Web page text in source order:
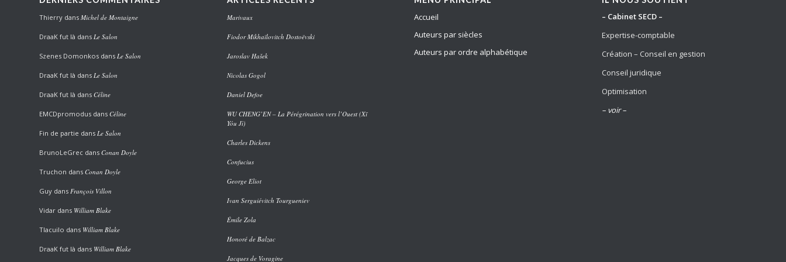
Thierry dans Michel de Montaigne
DraaK fut là dans Le Salon
Szenes Domonkos dans Le Salon
DraaK fut là dans Le Salon
DraaK fut là dans Céline
EMCDpromodus dans Céline
Fin de partie dans Le Salon
BrunoLeGrec dans Conan Doyle
Truchon dans Conan Doyle
Guy dans François Villon
Vidar dans William Blake
Tlacuilo dans William Blake
DraaK fut là dans William Blake
Marivaux
Fiodor Mikhaïlovitch Dostoëvski
Jaroslav Hašek
Nicolas Gogol
Daniel Defoe
WU CHENG’EN – La Pérégrination vers l’Ouest (Xī
Yóu Jì)
Charles Dickens
Confucius
George Eliot
Ivan Serguiévitch Tourgueniev
Émile Zola
Honoré de Balzac
Jacques de Voragine
Accueil
Auteurs par siècles
Auteurs par ordre alphabétique
– Cabinet SECD –
Expertise-comptable
Création – Conseil en gestion
Conseil juridique
Optimisation
– voir –